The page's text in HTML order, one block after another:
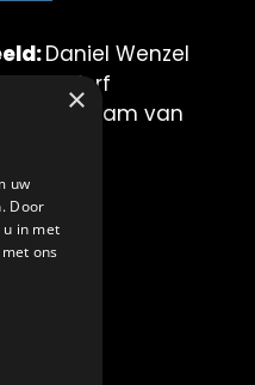
Daniel Wenzel
der Werf
Mirjam van
×
uw
Door
in met
ons